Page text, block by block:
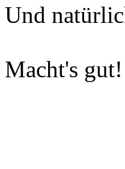
Und
Macht's